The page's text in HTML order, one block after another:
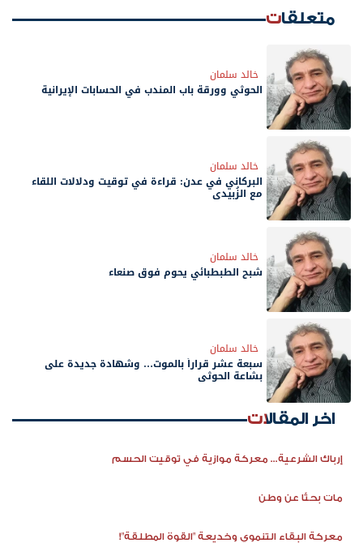
متعلقات
خالد سلمان
الحوثي وورقة باب المندب في الحسابات الإيرانية
خالد سلمان
البركاني في عدن: قراءة في توقيت ودلالات اللقاء
مع الزُبيدي
خالد سلمان
شبح الطبطبائي يحوم فوق صنعاء
خالد سلمان
سبعة عشر قراراً بالموت… وشهادة جديدة على
بشاعة الحوثي
اخر المقالات
إرباك الشرعية... معركة موازية في توقيت الحسم
مات بحثًا عن وطن
معركة البقاء التنموي وخديعة "القوة المطلقة"!